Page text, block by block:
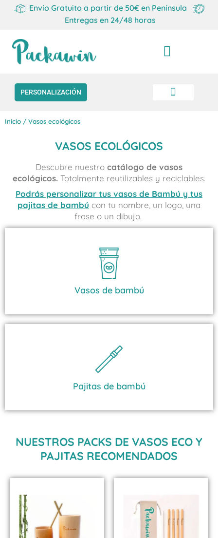
Envío Gratuito a partir de 50€ en Península
Entregas en 24/48 horas
Carrito
PERSONALIZACIÓN
Inicio / Vasos ecológicos
VASOS ECOLÓGICOS
Descubre nuestro catálogo de vasos
ecológicos. Totalmente reutilizables y reciclables.
Podrás personalizar tus vasos de Bambú y tus
pajitas de bambú con tu nombre, un logo, una
frase o un dibujo.
Vasos de bambú
Pajitas de bambú
NUESTROS PACKS DE VASOS ECO Y
PAJITAS RECOMENDADOS